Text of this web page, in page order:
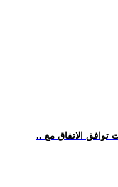
توافق الاتفاق مع